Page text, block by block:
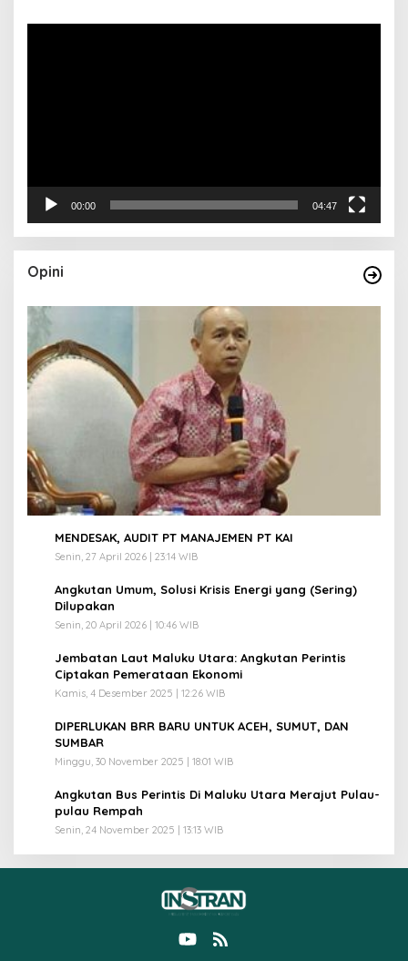
00:00 04:47
Opini
MENDESAK, AUDIT PT MANAJEMEN PT KAI
Senin, 27 April 2026 | 23:14 WIB
Angkutan Umum, Solusi Krisis Energi yang (Sering)
Dilupakan
Senin, 20 April 2026 | 10:46 WIB
Jembatan Laut Maluku Utara: Angkutan Perintis
Ciptakan Pemerataan Ekonomi
Kamis, 4 Desember 2025 | 12:26 WIB
DIPERLUKAN BRR BARU UNTUK ACEH, SUMUT, DAN
SUMBAR
Minggu, 30 November 2025 | 18:01 WIB
Angkutan Bus Perintis Di Maluku Utara Merajut Pulau-
pulau Rempah
Senin, 24 November 2025 | 13:13 WIB